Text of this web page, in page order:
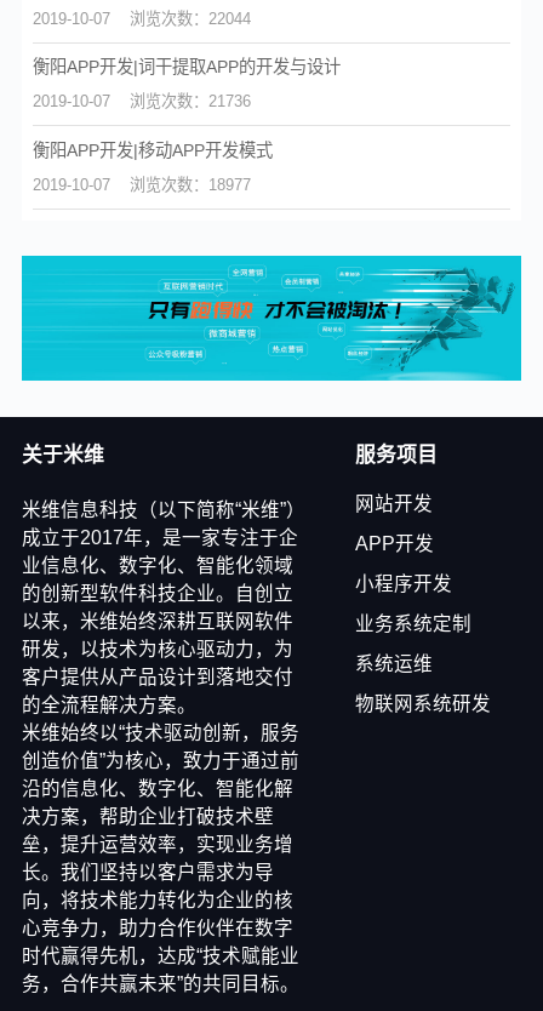
2019-10-07 浏览次数：22044
衡阳APP开发|词干提取APP的开发与设计
2019-10-07 浏览次数：21736
衡阳APP开发|移动APP开发模式
2019-10-07 浏览次数：18977
关于米维
米维信息科技（以下简称“米维”）
成立于2017年，是一家专注于企
业信息化、数字化、智能化领域
的创新型软件科技企业。自创立
以来，米维始终深耕互联网软件
研发，以技术为核心驱动力，为
客户提供从产品设计到落地交付
的全流程解决方案。
米维始终以“技术驱动创新，服务
创造价值”为核心，致力于通过前
沿的信息化、数字化、智能化解
决方案，帮助企业打破技术壁
垒，提升运营效率，实现业务增
长。我们坚持以客户需求为导
向，将技术能力转化为企业的核
心竞争力，助力合作伙伴在数字
时代赢得先机，达成“技术赋能业
务，合作共赢未来”的共同目标。
服务项目
网站开发
APP开发
小程序开发
业务系统定制
系统运维
物联网系统研发